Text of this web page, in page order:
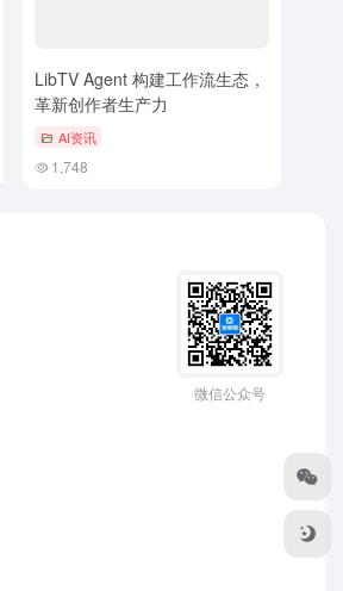
LibTV Agent 构建工作流生态，
革新创作者生产力
AI资讯
1,748
微信公众号